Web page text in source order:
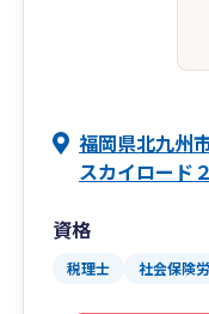
福岡県北九州
スカイロード
資格
税理士 社会保険